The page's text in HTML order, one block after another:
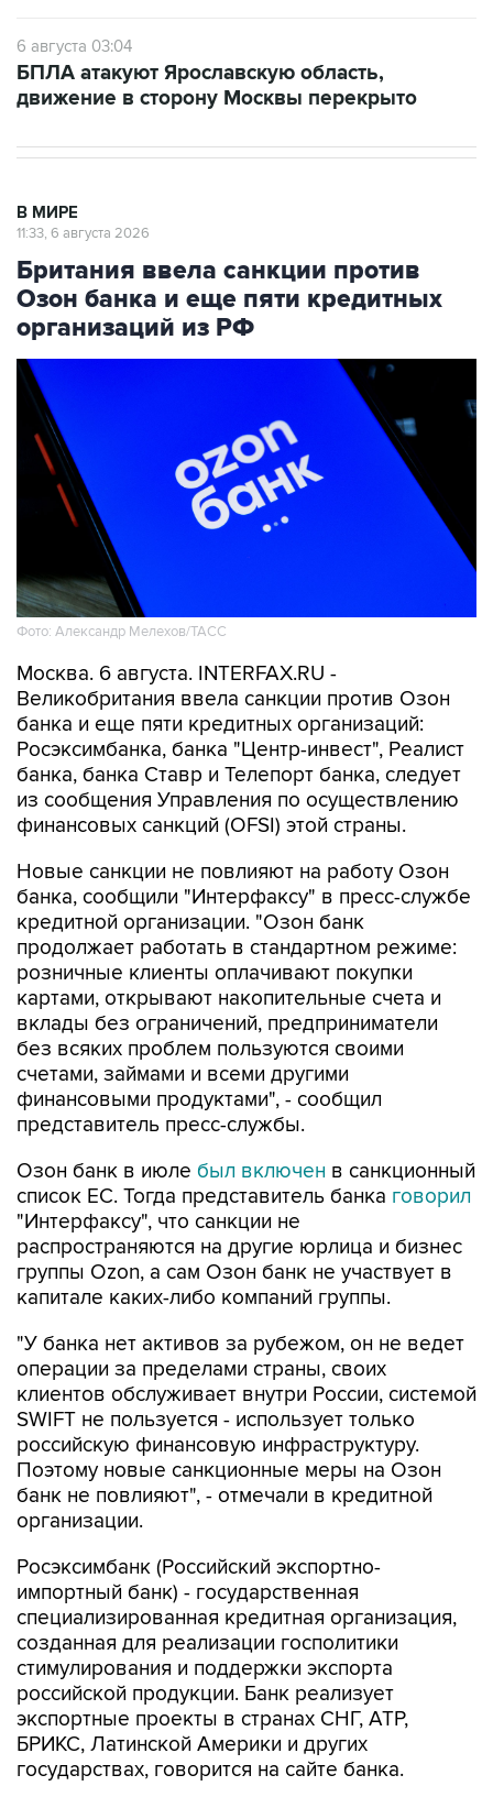
6 августа 03:04
БПЛА атакуют Ярославскую область,
движение в сторону Москвы перекрыто
В МИРЕ
11:33, 6 августа 2026
Британия ввела санкции против
Озон банка и еще пяти кредитных
организаций из РФ
Фото: Александр Мелехов/ТАСС
Москва. 6 августа. INTERFAX.RU -
Великобритания ввела санкции против Озон
банка и еще пяти кредитных организаций:
Росэксимбанка, банка "Центр-инвест", Реалист
банка, банка Ставр и Телепорт банка, следует
из сообщения Управления по осуществлению
финансовых санкций (OFSI) этой страны.
Новые санкции не повлияют на работу Озон
банка, сообщили "Интерфаксу" в пресс-службе
кредитной организации. "Озон банк
продолжает работать в стандартном режиме:
розничные клиенты оплачивают покупки
картами, открывают накопительные счета и
вклады без ограничений, предприниматели
без всяких проблем пользуются своими
счетами, займами и всеми другими
финансовыми продуктами", - сообщил
представитель пресс-службы.
Озон банк в июле был включен в санкционный
список ЕС. Тогда представитель банка говорил
"Интерфаксу", что санкции не
распространяются на другие юрлица и бизнес
группы Ozon, а сам Озон банк не участвует в
капитале каких-либо компаний группы.
"У банка нет активов за рубежом, он не ведет
операции за пределами страны, своих
клиентов обслуживает внутри России, системой
SWIFT не пользуется - использует только
российскую финансовую инфраструктуру.
Поэтому новые санкционные меры на Озон
банк не повлияют", - отмечали в кредитной
организации.
Росэксимбанк (Российский экспортно-
импортный банк) - государственная
специализированная кредитная организация,
созданная для реализации госполитики
стимулирования и поддержки экспорта
российской продукции. Банк реализует
экспортные проекты в странах СНГ, АТР,
БРИКС, Латинской Америки и других
государствах, говорится на сайте банка.